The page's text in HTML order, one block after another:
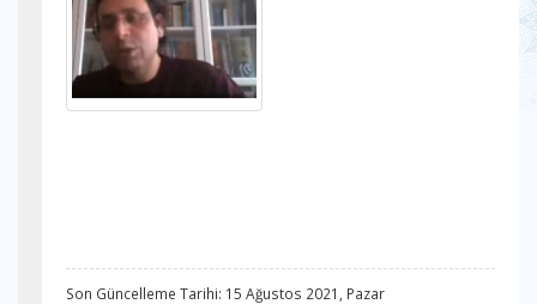
Son Güncelleme Tarihi: 15 Ağustos 2021, Pazar